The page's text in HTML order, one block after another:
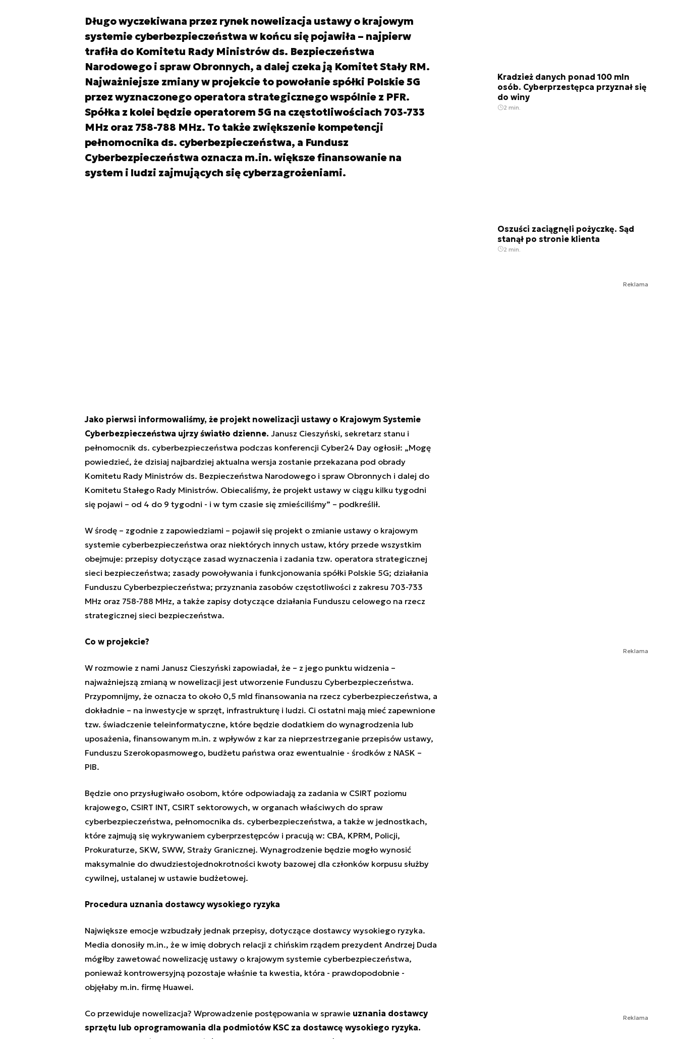
Długo wyczekiwana przez rynek nowelizacja ustawy o krajowym
systemie cyberbezpieczeństwa w końcu się pojawiła – najpierw
trafiła do Komitetu Rady Ministrów ds. Bezpieczeństwa
Narodowego i spraw Obronnych, a dalej czeka ją Komitet Stały RM.
Najważniejsze zmiany w projekcie to powołanie spółki Polskie 5G
przez wyznaczonego operatora strategicznego wspólnie z PFR.
Spółka z kolei będzie operatorem 5G na częstotliwościach 703-733
MHz oraz 758-788 MHz. To także zwiększenie kompetencji
pełnomocnika ds. cyberbezpieczeństwa, a Fundusz
Cyberbezpieczeństwa oznacza m.in. większe finansowanie na
system i ludzi zajmujących się cyberzagrożeniami.
Jako pierwsi informowaliśmy, że projekt nowelizacji ustawy o Krajowym Systemie
Cyberbezpieczeństwa ujrzy światło dzienne. Janusz Cieszyński, sekretarz stanu i
pełnomocnik ds. cyberbezpieczeństwa podczas konferencji Cyber24 Day ogłosił: „Mogę
powiedzieć, że dzisiaj najbardziej aktualna wersja zostanie przekazana pod obrady
Komitetu Rady Ministrów ds. Bezpieczeństwa Narodowego i spraw Obronnych i dalej do
Komitetu Stałego Rady Ministrów. Obiecaliśmy, że projekt ustawy w ciągu kilku tygodni
się pojawi – od 4 do 9 tygodni - i w tym czasie się zmieściliśmy” – podkreślił.
W środę – zgodnie z zapowiedziami – pojawił się projekt o zmianie ustawy o krajowym
systemie cyberbezpieczeństwa oraz niektórych innych ustaw, który przede wszystkim
obejmuje: przepisy dotyczące zasad wyznaczenia i zadania tzw. operatora strategicznej
sieci bezpieczeństwa; zasady powoływania i funkcjonowania spółki Polskie 5G; działania
Funduszu Cyberbezpieczeństwa; przyznania zasobów częstotliwości z zakresu 703-733
MHz oraz 758-788 MHz, a także zapisy dotyczące działania Funduszu celowego na rzecz
strategicznej sieci bezpieczeństwa.
Co w projekcie?
W rozmowie z nami Janusz Cieszyński zapowiadał, że – z jego punktu widzenia –
najważniejszą zmianą w nowelizacji jest utworzenie Funduszu Cyberbezpieczeństwa.
Przypomnijmy, że oznacza to około 0,5 mld finansowania na rzecz cyberbezpieczeństwa, a
dokładnie – na inwestycje w sprzęt, infrastrukturę i ludzi. Ci ostatni mają mieć zapewnione
tzw. świadczenie teleinformatyczne, które będzie dodatkiem do wynagrodzenia lub
uposażenia, finansowanym m.in. z wpływów z kar za nieprzestrzeganie przepisów ustawy,
Funduszu Szerokopasmowego, budżetu państwa oraz ewentualnie - środków z NASK –
PIB.
Będzie ono przysługiwało osobom, które odpowiadają za zadania w CSIRT poziomu
krajowego, CSIRT INT, CSIRT sektorowych, w organach właściwych do spraw
cyberbezpieczeństwa, pełnomocnika ds. cyberbezpieczeństwa, a także w jednostkach,
które zajmują się wykrywaniem cyberprzestępców i pracują w: CBA, KPRM, Policji,
Prokuraturze, SKW, SWW, Straży Granicznej. Wynagrodzenie będzie mogło wynosić
maksymalnie do dwudziestojednokrotności kwoty bazowej dla członków korpusu służby
cywilnej, ustalanej w ustawie budżetowej.
Procedura uznania dostawcy wysokiego ryzyka
Największe emocje wzbudzały jednak przepisy, dotyczące dostawcy wysokiego ryzyka.
Media donosiły m.in., że w imię dobrych relacji z chińskim rządem prezydent Andrzej Duda
mógłby zawetować nowelizację ustawy o krajowym systemie cyberbezpieczeństwa,
ponieważ kontrowersyjną pozostaje właśnie ta kwestia, która - prawdopodobnie -
objęłaby m.in. firmę Huawei.
Co przewiduje nowelizacja? Wprowadzenie postępowania w sprawie uznania dostawcy
sprzętu lub oprogramowania dla podmiotów KSC za dostawcę wysokiego ryzyka.
Kradzież danych ponad 100 mln
osób. Cyberprzestępca przyznał się
do winy
2 min.
Oszuści zaciągnęli pożyczkę. Sąd
stanął po stronie klienta
2 min.
Reklama
Reklama
Reklama